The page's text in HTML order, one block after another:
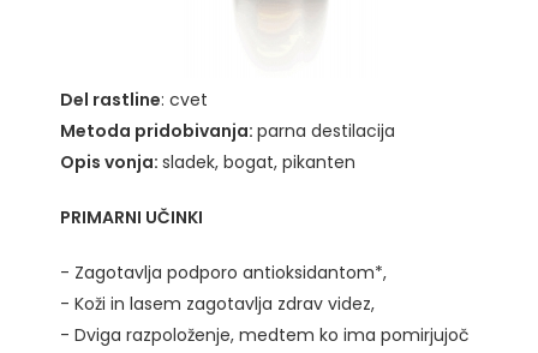
Del rastline: cvet
Metoda pridobivanja: parna destilacija
Opis vonja: sladek, bogat, pikanten
PRIMARNI UČINKI
- Zagotavlja podporo antioksidantom*,
- Koži in lasem zagotavlja zdrav videz,
- Dviga razpoloženje, medtem ko ima pomirjujoč